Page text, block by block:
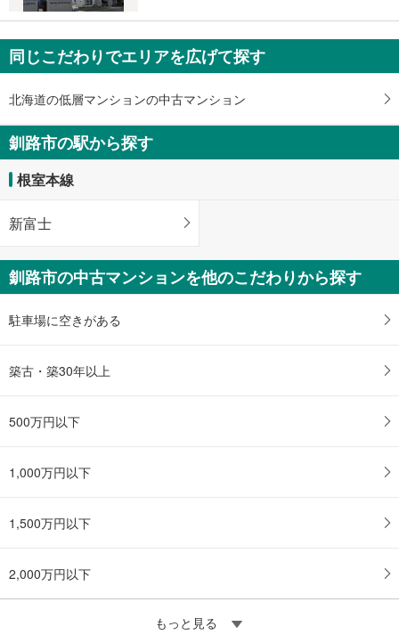
同じこだわりでエリアを広げて探す
北海道の低層マンションの中古マンション
釧路市の駅から探す
根室本線
新富士
釧路市の中古マンションを他のこだわりから探す
駐車場に空きがある
築古・築30年以上
500万円以下
1,000万円以下
1,500万円以下
2,000万円以下
もっと見る